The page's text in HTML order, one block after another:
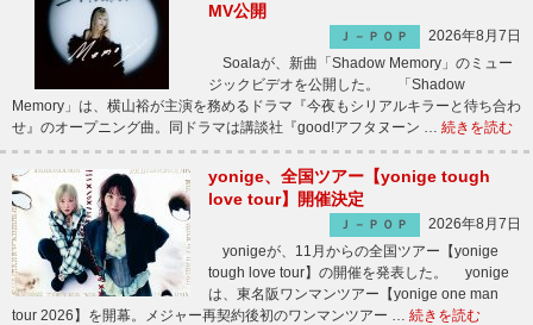
MV公開
Ｊ－ＰＯＰ
2026年8月7日
Soalaが、新曲「Shadow Memory」のミュー
ジックビデオを公開した。 「Shadow
Memory」は、横山裕が主演を務めるドラマ『今夜もシリアルキラーと待ち合わ
せ』のオープニング曲。同ドラマは講談社『good!アフタヌーン … 続きを読む
yonige、全国ツアー【yonige tough
love tour】開催決定
Ｊ－ＰＯＰ
2026年8月7日
yonigeが、11月からの全国ツアー【yonige
tough love tour】の開催を発表した。 yonige
は、東名阪ワンマンツアー【yonige one man
tour 2026】を開幕。メジャー再契約後初のワンマンツアー … 続きを読む